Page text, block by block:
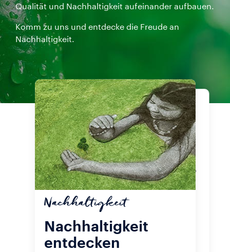
Qualität und Nachhaltigkeit aufeinander aufbauen.
Komm zu uns und entdecke die Freude an
Nachhaltigkeit.
Nachhaltigkeit
Nachhaltigkeit
entdecken
Produkte
Unsere
Zertifizierungen
Schnapp dir eine Tasse Kaffee und
genieße das Lavazza-Erlebnis. Egal,
ob du A Modo Mio Kapseln,
gemahlene oder ganze Qualità
Rossa Bohnen bevorzugst, wichtig
ist, dass du nachhaltig lebst, auch
wenn du den ersten Kaffee des
Tages trinkst. Schau dir unsere
Nachhaltigkeitszertifizierungen an.